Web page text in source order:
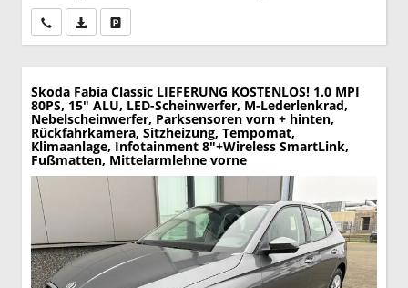
Wir rufen Sie anPDF-Datei, Fahrzeugexposé drucken
Skoda Fabia Classic LIEFERUNG KOSTENLOS! 1.0 MPI
80PS, 15" ALU, LED-Scheinwerfer, M-Lederlenkrad,
Nebelscheinwerfer, Parksensoren vorn + hinten,
Rückfahrkamera, Sitzheizung, Tempomat,
Klimaanlage, Infotainment 8"+Wireless SmartLink,
Fußmatten, Mittelarmlehne vorne